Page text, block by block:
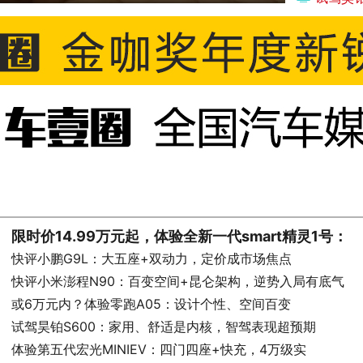
限时价14.99万元起，体验全新一代smart精灵1号：
快评小鹏G9L：大五座+双动力，定价成市场焦点
快评小米澎程N90：百变空间+昆仑架构，逆势入局有底气
或6万元内？体验零跑A05：设计个性、空间百变
试驾昊铂S600：家用、舒适是内核，智驾表现超预期
体验第五代宏光MINIEV：四门四座+快充，4万级实